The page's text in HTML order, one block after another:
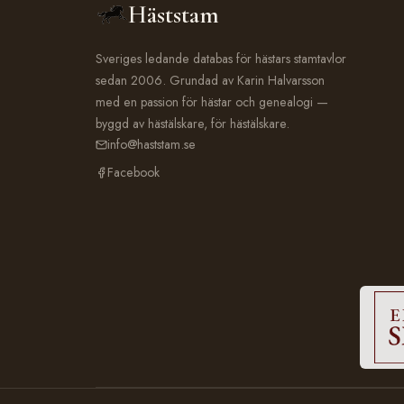
Häststam
Sveriges ledande databas för hästars stamtavlor
sedan 2006. Grundad av Karin Halvarsson
med en passion för hästar och genealogi —
byggd av hästälskare, för hästälskare.
info@haststam.se
Facebook